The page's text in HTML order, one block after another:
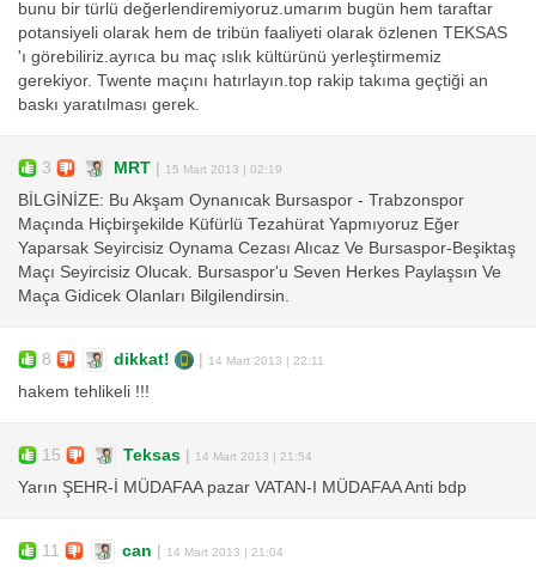
bunu bir türlü değerlendiremiyoruz.umarım bugün hem taraftar
potansiyeli olarak hem de tribün faaliyeti olarak özlenen TEKSAS
'ı görebiliriz.ayrıca bu maç ıslık kültürünü yerleştirmemiz
gerekiyor. Twente maçını hatırlayın.top rakip takıma geçtiği an
baskı yaratılması gerek.
3 MRT 15 Mart 2013 | 02:19
BİLGİNİZE: Bu Akşam Oynanıcak Bursaspor - Trabzonspor
Maçında Hiçbirşekilde Küfürlü Tezahürat Yapmıyoruz Eğer
Yaparsak Seyircisiz Oynama Cezası Alıcaz Ve Bursaspor-Beşiktaş
Maçı Seyircisiz Olucak. Bursaspor'u Seven Herkes Paylaşsın Ve
Maça Gidicek Olanları Bilgilendirsin.
8 dikkat! 14 Mart 2013 | 22:11
hakem tehlikeli !!!
15 Teksas 14 Mart 2013 | 21:54
Yarın ŞEHR-İ MÜDAFAA pazar VATAN-I MÜDAFAA Anti bdp
11 can 14 Mart 2013 | 21:04